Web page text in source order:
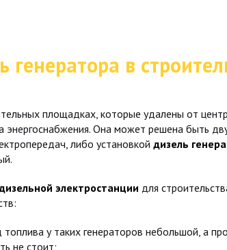
в
площадках, которые удалены от
энергоснабжения. Она может решена быть
либо установкой дизель
электростанции для
топлива у таких генераторов небольшой, а
не стоит;